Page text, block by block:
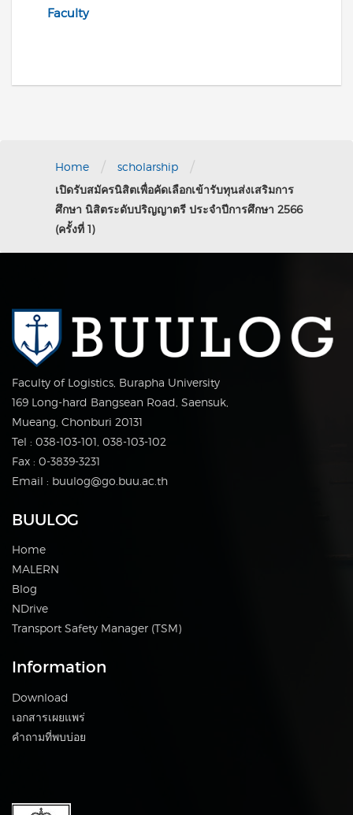
Faculty
Home / scholarship /
เปิดรับสมัครนิสิตเพื่อคัดเลือกเข้ารับทุนส่งเสริมการ
ศึกษา นิสิตระดับปริญญาตรี ประจำปีการศึกษา 2566
(ครั้งที่ 1)
Faculty of Logistics, Burapha University
169 Long-hard Bangsean Road, Saensuk,
Mueang, Chonburi 20131
Tel : 038-103-101, 038-103-102
Fax : 0-3839-3231
Email : buulog@go.buu.ac.th
BUULOG
Home
MALERN
Blog
NDrive
Transport Safety Manager (TSM)
Information
Download
เอกสารเผยแพร่
คำถามที่พบบ่อย